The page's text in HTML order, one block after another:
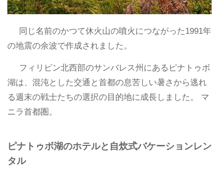
同じ名前のかつて休火山の噴火につながった1991年
の地震の余波で作成されました。
フィリピン北西部のサンバレス州にあるピナトゥボ
湖は、混沌とした交通と首都の息苦しい暑さから逃れ
る週末の戦士たちの選択の目的地に成長しました。 マ
ニラ首都圏。
ピナトゥボ湖のホテルと自炊式バケーションレン
タル